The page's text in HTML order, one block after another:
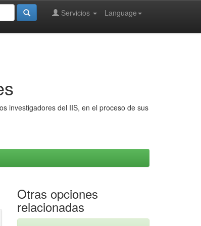
Language
Servicios
investigadores del IIS, en el proceso de sus
Otras opciones
relacionadas